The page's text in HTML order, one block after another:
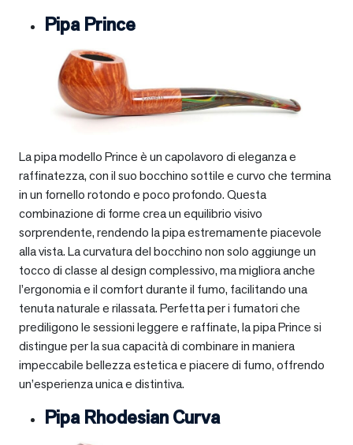
Pipa Prince
La pipa modello Prince è un capolavoro di eleganza e
raffinatezza, con il suo bocchino sottile e curvo che termina
in un fornello rotondo e poco profondo. Questa
combinazione di forme crea un equilibrio visivo
sorprendente, rendendo la pipa estremamente piacevole
alla vista. La curvatura del bocchino non solo aggiunge un
tocco di classe al design complessivo, ma migliora anche
l’ergonomia e il comfort durante il fumo, facilitando una
tenuta naturale e rilassata. Perfetta per i fumatori che
prediligono le sessioni leggere e raffinate, la pipa Prince si
distingue per la sua capacità di combinare in maniera
impeccabile bellezza estetica e piacere di fumo, offrendo
un’esperienza unica e distintiva.
Pipa Rhodesian Curva